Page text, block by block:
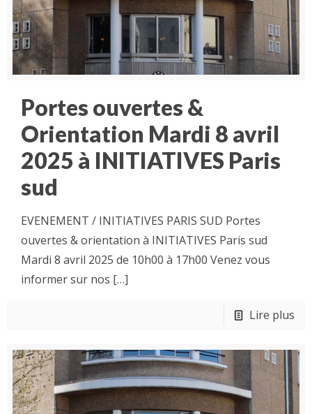
Portes ouvertes &
Orientation Mardi 8 avril
2025 à INITIATIVES Paris
sud
EVENEMENT / INITIATIVES PARIS SUD Portes
ouvertes & orientation à INITIATIVES Paris sud
Mardi 8 avril 2025 de 10h00 à 17h00 Venez vous
informer sur nos […]
Lire plus